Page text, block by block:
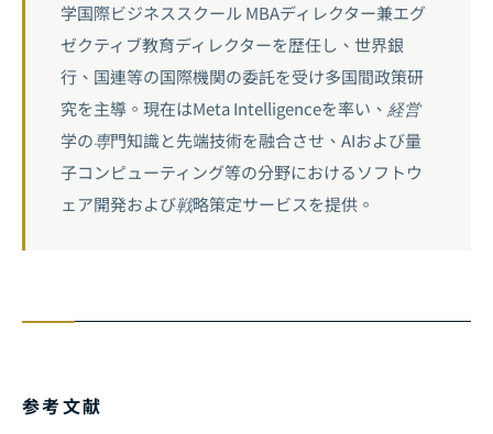
学国際ビジネススクール MBAディレクター兼エグ
ゼクティブ教育ディレクターを歴任し、世界銀
行、国連等の国際機関の委託を受け多国間政策研
究を主導。現在はMeta Intelligenceを率い、経営
学の専門知識と先端技術を融合させ、AIおよび量
子コンピューティング等の分野におけるソフトウ
ェア開発および戦略策定サービスを提供。
参考文献